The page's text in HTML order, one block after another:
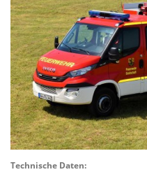
Technische Daten: